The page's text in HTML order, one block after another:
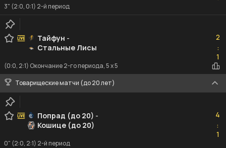
3" (2:0, 0:1) 2-й период
Тайфун -
Стальные Лисы
2
:1
1
(0:0, 2:1) Окончание 2-го периода, 5 x 5
Товарищеские матчи (до 20 лет)
Попрад (до 20) -
Кошице (до 20)
4
:1
1
0" (2:0, 2:1) 2-й период